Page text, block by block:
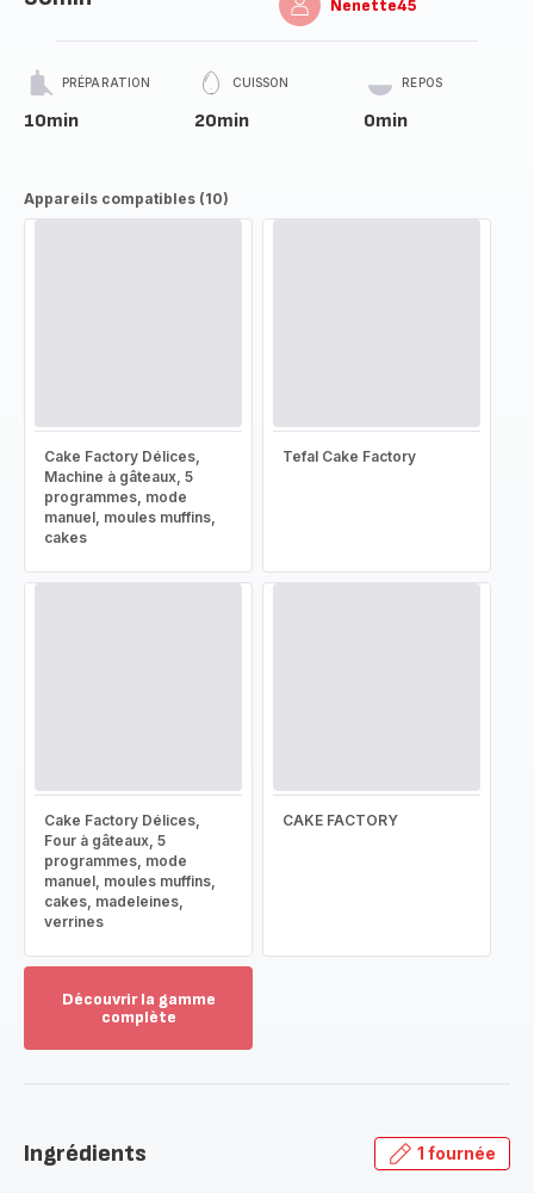
Nenette45
PRÉPARATION
10min
CUISSON
20min
REPOS
0min
Appareils compatibles (10)
Cake Factory Délices,
Machine à gâteaux, 5
programmes, mode
manuel, moules muffins,
cakes
Tefal Cake Factory
Cake Factory Délices,
Four à gâteaux, 5
programmes, mode
manuel, moules muffins,
cakes, madeleines,
verrines
CAKE FACTORY
Découvrir la gamme
complète
gamme
Ingrédients 1 fournée